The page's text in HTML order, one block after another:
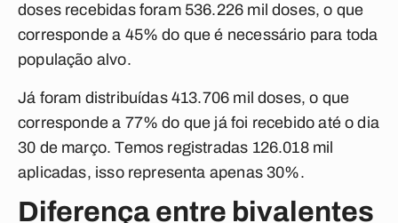
doses recebidas foram 536.226 mil doses, o que
corresponde a 45% do que é necessário para toda
população alvo.
Já foram distribuídas 413.706 mil doses, o que
corresponde a 77% do que já foi recebido até o dia
30 de março. Temos registradas 126.018 mil
aplicadas, isso representa apenas 30%.
Diferença entre bivalentes